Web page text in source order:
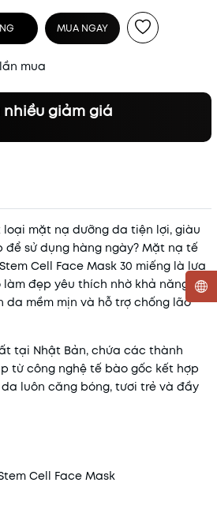
MUA NGAY
mua
nhiều giảm giá
loại mặt nạ dưỡng da tiện lợi, giàu
sử dụng hàng ngày? Mặt nạ tế
Cell Face Mask 30 miếng là lựa
đẹp yêu thích nhờ khả năng
da mềm mịn và hỗ trợ chống lão
tại Nhật Bản, chứa các thành
từ công nghệ tế bào gốc kết hợp
luôn căng bóng, tươi trẻ và đầy
Cell Face Mask